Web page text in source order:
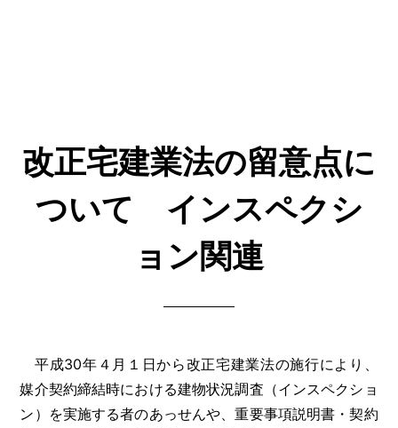
改正宅建業法の留意点に
ついて インスペクシ
ョン関連
平成30年４月１日から改正宅建業法の施行により、
媒介契約締結時における建物状況調査（インスペクショ
ン）を実施する者のあっせんや、重要事項説明書・契約